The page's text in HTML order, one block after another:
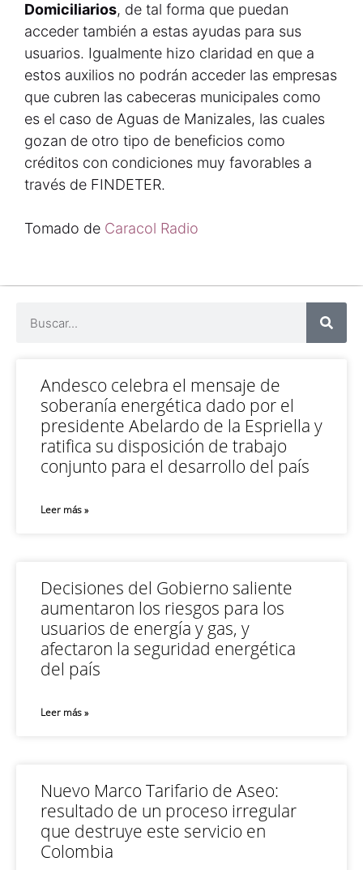
Domiciliarios, de tal forma que puedan
acceder también a estas ayudas para sus
usuarios. Igualmente hizo claridad en que a
estos auxilios no podrán acceder las empresas
que cubren las cabeceras municipales como
es el caso de Aguas de Manizales, las cuales
gozan de otro tipo de beneficios como
créditos con condiciones muy favorables a
través de FINDETER.
Tomado de Caracol Radio
Andesco celebra el mensaje de
soberanía energética dado por el
presidente Abelardo de la Espriella y
ratifica su disposición de trabajo
conjunto para el desarrollo del país
Leer más »
Decisiones del Gobierno saliente
aumentaron los riesgos para los
usuarios de energía y gas, y
afectaron la seguridad energética
del país
Leer más »
Nuevo Marco Tarifario de Aseo:
resultado de un proceso irregular
que destruye este servicio en
Colombia